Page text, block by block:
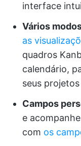
interface
Vários
as
quadros
calendário,
seus projetos
Campos
e
com os